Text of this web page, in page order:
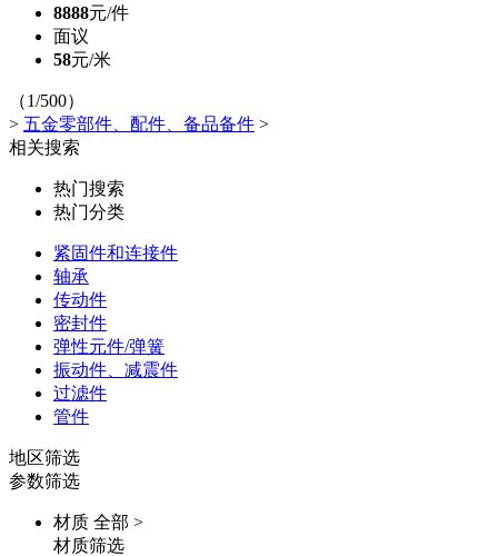
8888元/件
面议
58元/米
（1/500）
> 五金零部件、配件、备品备件 >
相关搜索
热门搜索
热门分类
紧固件和连接件
轴承
传动件
密封件
弹性元件/弹簧
振动件、减震件
过滤件
管件
地区筛选
参数筛选
材质 全部 >
材质筛选